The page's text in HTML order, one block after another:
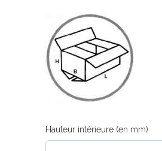
Hauteur intérieure (en mm)